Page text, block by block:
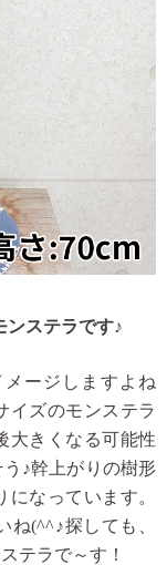
ンステラです♪
ージしますよね
イズのモンステラ
大きくなる可能性
う♪幹上がりの樹形
なっています。
ね(^^♪探しても、
テラで～す！